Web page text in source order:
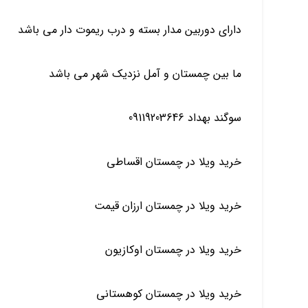
دارای دوربین مدار بسته و درب ریموت دار می باشد
ما بین چمستان و آمل نزدیک شهر می باشد
سوگند بهداد 09119203646
خرید ویلا در چمستان اقساطی
خرید ویلا در چمستان ارزان قیمت
خرید ویلا در چمستان اوکازیون
خرید ویلا در چمستان کوهستانی